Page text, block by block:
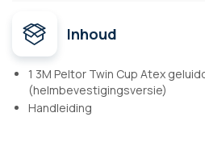
Inhoud
1 3M Peltor Twin Cup Atex
(helmbevestigingsversie)
Handleiding